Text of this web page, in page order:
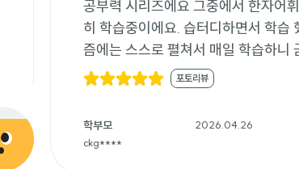
공부력 시리즈에요 그중에서 한자어
히 학습중이에요. 습터디하면서 학습
즘에는 스스로 펼쳐서 매일 학습하니 금방 완북
했네요♡ 한자와 한자어휘의 중요성은 학년이
오르면서 크게 느껴져요. 한자 한자어
년 될수록 챙기기 어려운데 하루 4쪽
도 쉽고 잘챙기기 좋은 한자어휘 공부
요^^ 요즘에는 표지에도 완공예정 캐
포토리뷰
학부모
ckg****
2026.04.26